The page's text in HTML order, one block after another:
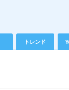
トレンド